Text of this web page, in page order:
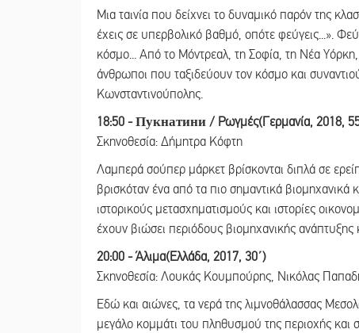
Μια ταινία που δείχνει το δυναμικό παρόν της
έχεις σε υπερβολικό βαθμό, οπότε φεύγεις...».
κόσμο... Από το Μόντρεαλ, τη Σοφία, τη Νέα
άνθρωποι που ταξιδεύουν τον κόσμο και
Κωνσταντινούπολης.
18:50 - Пукнатини / Ρωγμές(Γερμανία, 2018,
Σκηνοθεσία: Δήμητρα Κόφτη
Λαμπερά σούπερ μάρκετ βρίσκονται διπλά σε
βρισκόταν ένα από τα πιο σημαντικά βιομηχανικά
ιστορικούς μετασχηματισμούς και ιστορίες
έχουν βιώσει περιόδους βιομηχανικής ανάπτυξης
20:00 - Άλιμα(Ελλάδα, 2017, 30΄)
Σκηνοθεσία: Λουκάς Κουμπούρης, Νικόλας
Εδώ και αιώνες, τα νερά της λιμνοθάλασσας
μεγάλο κομμάτι του πληθυσμού της περιοχής